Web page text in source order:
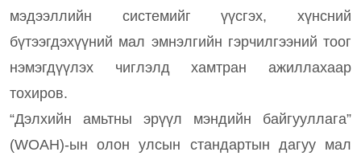
мэдээллийн системийг үүсгэх, хүнсний
бүтээгдэхүүний мал эмнэлгийн гэрчилгээний тоог
нэмэгдүүлэх чиглэлд хамтран ажиллахаар
тохиров.
“Дэлхийн амьтны эрүүл мэндийн байгууллага”
(WOAH)-ын олон улсын стандартын дагуу мал